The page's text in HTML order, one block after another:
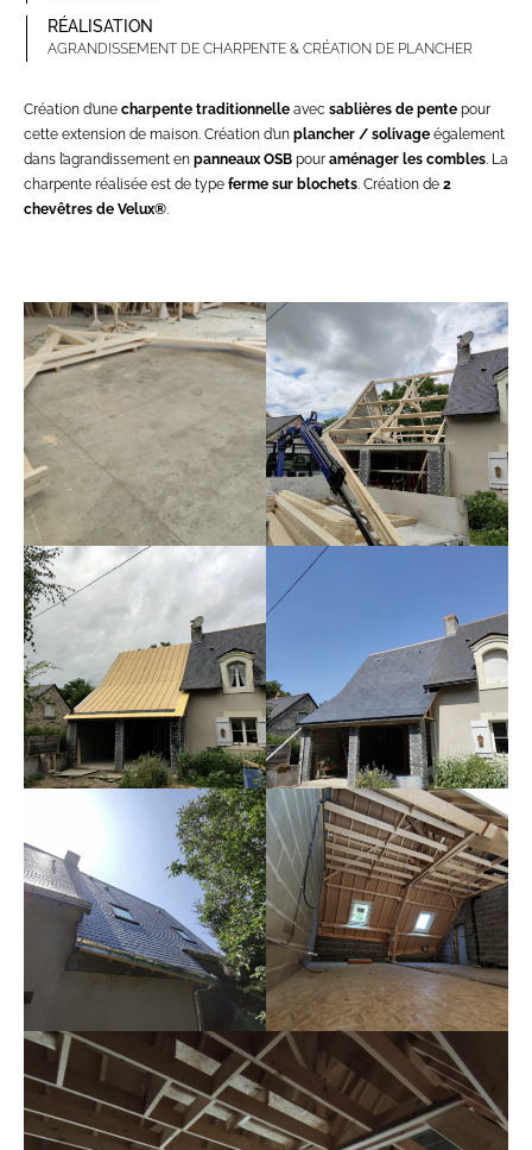
RÉALISATION
AGRANDISSEMENT DE CHARPENTE & CRÉATION DE PLANCHER
Création d’une charpente traditionnelle avec sablières de pente pour
cette extension de maison. Création d’un plancher / solivage également
dans l’agrandissement en panneaux OSB pour aménager les combles. La
charpente réalisée est de type ferme sur blochets. Création de 2
chevêtres de Velux®.